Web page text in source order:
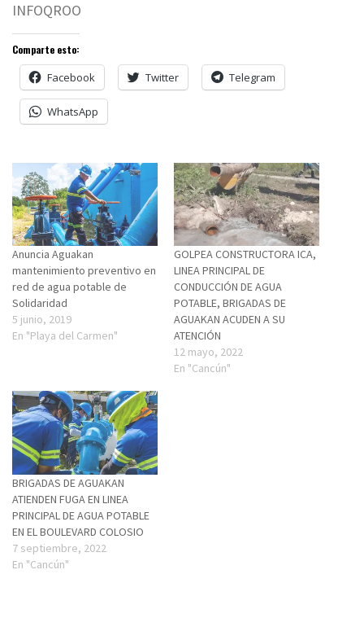
INFOQROO
Comparte esto:
Facebook Twitter Telegram
WhatsApp
Anuncia Aguakan
mantenimiento preventivo en
red de agua potable de
Solidaridad
5 junio, 2019
En "Playa del Carmen"
GOLPEA CONSTRUCTORA ICA,
LINEA PRINCIPAL DE
CONDUCCIÓN DE AGUA
POTABLE, BRIGADAS DE
AGUAKAN ACUDEN A SU
ATENCIÓN
12 mayo, 2022
En "Cancún"
BRIGADAS DE AGUAKAN
ATIENDEN FUGA EN LINEA
PRINCIPAL DE AGUA POTABLE
EN EL BOULEVARD COLOSIO
7 septiembre, 2022
En "Cancún"